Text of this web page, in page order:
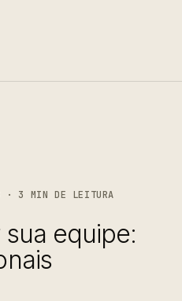
· 3 MIN DE LEITURA
equipe: